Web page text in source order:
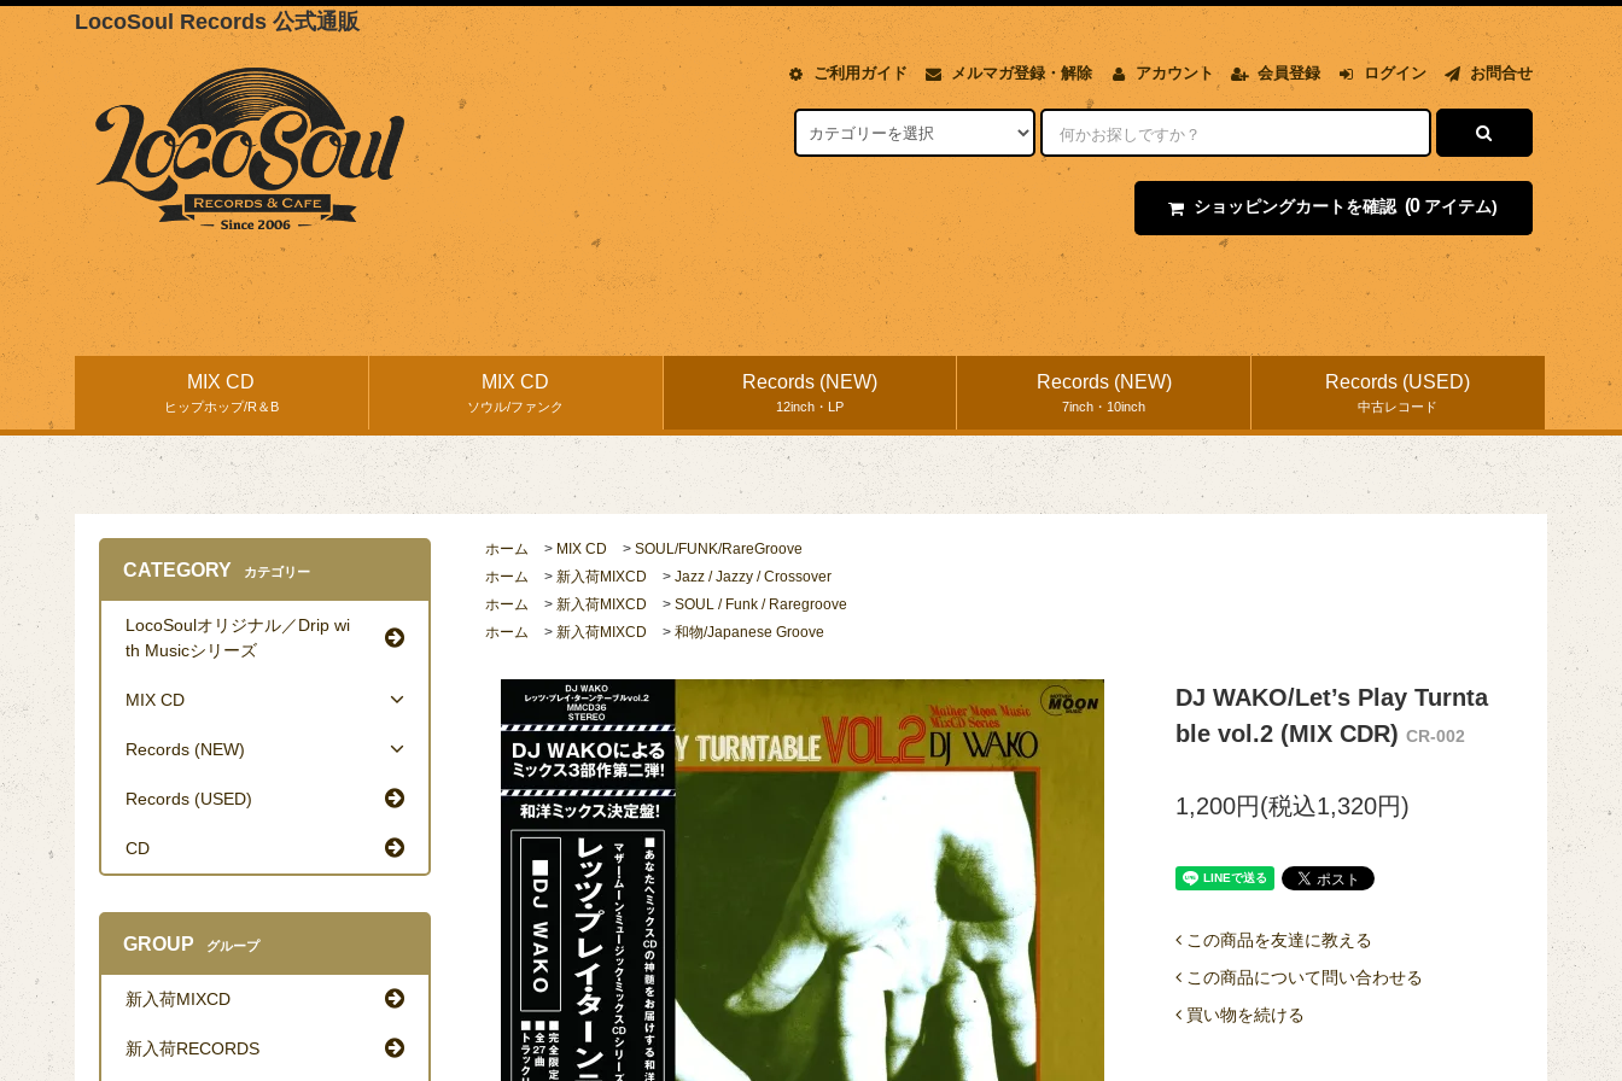
LocoSoul Records 公式通販
ご利用ガイド メルマガ登録・解除 アカウント 会員登録 ログイン お問合せ
ショッピングカートを確認 (0 アイテム)
MIX CD
ヒップホップ/R＆B
MIX CD
ソウル/ファンク
Records (NEW)
12inch・LP
Records (NEW)
7inch・10inch
Records (USED)
中古レコード
ホーム > MIX CD > SOUL/FUNK/RareGroove
ホーム
> 新入荷MIXCD > Jazz / Jazzy / Crossover
ホーム
> 新入荷MIXCD > SOUL / Funk / Raregroove
ホーム
> 新入荷MIXCD > 和物/Japanese Groove
DJ WAKO/Let’s Play Turnta
ble vol.2 (MIX CDR) CR-002
1,200円(税込1,320円)
この商品を友達に教える
この商品について問い合わせる
買い物を続ける
CATEGORY カテゴリー
LocoSoulオリジナル／Drip wi
th Musicシリーズ
MIX CD
Records (NEW)
Records (USED)
CD
GROUP グループ
新入荷MIXCD
新入荷RECORDS